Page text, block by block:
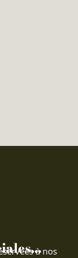
à nos